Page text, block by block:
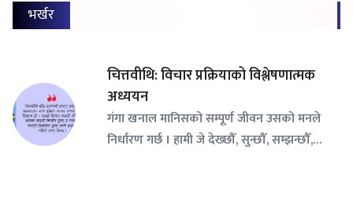
भर्खर
चित्तवीथि: विचार प्रक्रियाको विश्लेषणात्मक
अध्ययन
गंगा खनाल मानिसको सम्पूर्ण जीवन उसको मनले
निर्धारण गर्छ । हामी जे देख्छौँ, सुन्छौँ, सम्झन्छौँ,…